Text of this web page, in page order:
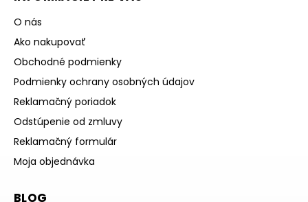
O nás
Ako nakupovať
Obchodné podmienky
Podmienky ochrany osobných údajov
Reklamačný poriadok
Odstúpenie od zmluvy
Reklamačný formulár
Moja objednávka
BLOG